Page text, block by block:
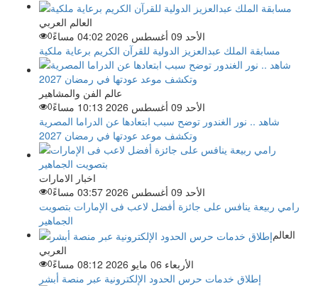
العالم العربي
الأحد 09 أغسطس 2026 04:02 مساءً
0
مسابقة الملك عبدالعزيز الدولية للقرآن الكريم برعاية ملكية
عالم الفن والمشاهير
الأحد 09 أغسطس 2026 10:13 مساءً
0
شاهد .. نور الغندور توضح سبب ابتعادها عن الدراما المصرية
وتكشف موعد عودتها في رمضان 2027
اخبار الامارات
الأحد 09 أغسطس 2026 03:57 مساءً
0
رامي ربيعة ينافس على جائزة أفضل لاعب فى الإمارات بتصويت
الجماهير
العالم
العربي
الأربعاء 06 مايو 2026 08:12 مساءً
0
إطلاق خدمات حرس الحدود الإلكترونية عبر منصة أبشر